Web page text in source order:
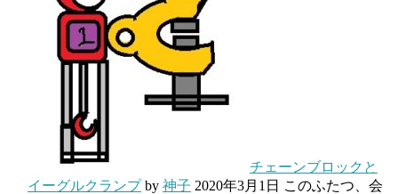
チェーンブロックと
イーグルクランプby 神子 2020年3月1日 このふたつ、会